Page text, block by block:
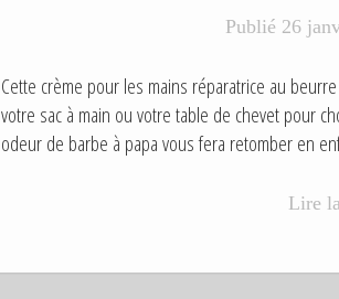
A
Publié 26
Cette crème pour les mains réparatrice au
votre sac à main ou votre table de chevet pour
odeur de barbe à papa vous fera retomber en
Lire